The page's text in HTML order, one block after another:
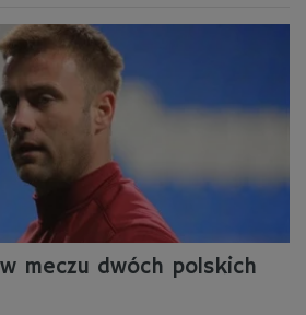
meczu dwóch polskich